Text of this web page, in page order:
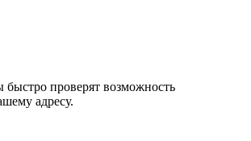
проверят возможность
адресу.